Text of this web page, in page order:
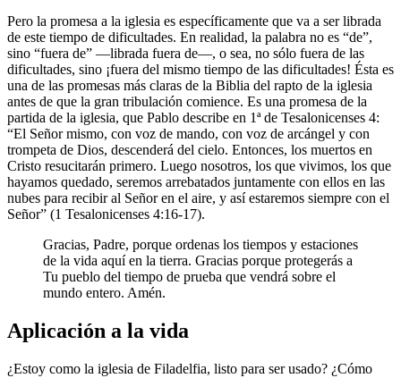
Pero la promesa a la iglesia es específicamente que va a ser librada
de este tiempo de dificultades. En realidad, la palabra no es
de ,
sino
fuera de
—librada fuera de—, o sea, no sólo fuera de las
dificultades, sino ¡fuera del mismo tiempo de las dificultades! Ésta es
una de las promesas más claras de la Biblia del rapto de la iglesia
antes de que la gran tribulación comience. Es una promesa de la
partida de la iglesia, que Pablo describe en 1ª de Tesalonicenses 4:
El Señor mismo, con voz de mando, con voz de arcángel y con
trompeta de Dios, descenderá del cielo. Entonces, los muertos en
Cristo resucitarán primero. Luego nosotros, los que vivimos, los que
hayamos quedado, seremos arrebatados juntamente con ellos en las
nubes para recibir al Señor en el aire, y así estaremos siempre con el
Señor
(1 Tesalonicenses 4:16-17).
Gracias, Padre, porque ordenas los tiempos y estaciones
de la vida aquí en la tierra. Gracias porque protegerás a
Tu pueblo del tiempo de prueba que vendrá sobre el
mundo entero. Amén.
Aplicación a la vida
¿Estoy como la iglesia de Filadelfia, listo para ser usado? ¿Cómo